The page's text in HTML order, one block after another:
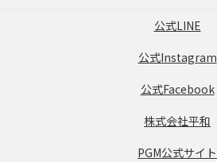
公式LINE
公式Instagram
公式Facebook
株式会社平和
PGM公式サイト